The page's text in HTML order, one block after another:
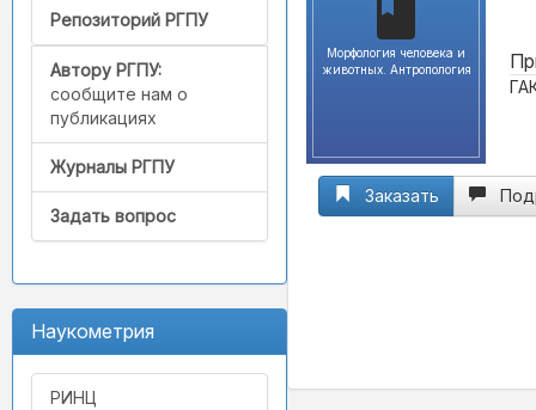
Репозиторий РГПУ
Автору РГПУ:
сообщите нам о
публикациях
Журналы РГПУ
Задать вопрос
Наукометрия
РИНЦ
Морфология человека и
животных. Антропология
Заказать